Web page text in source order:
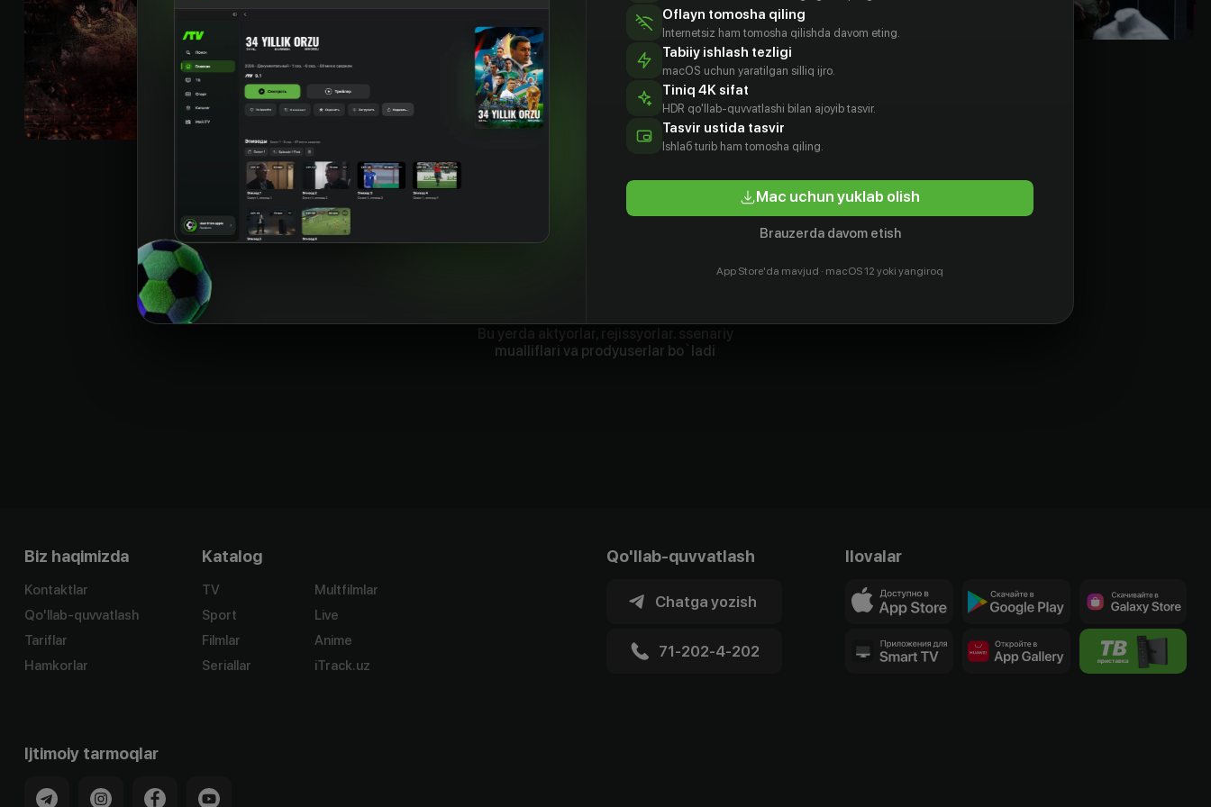
Bu yerda aktyorlar, rejissyorlar. ssenariy
mualliflari va prodyuserlar bo`ladi
Biz haqimizda
Kontaktlar
Qo'llab-quvvatlash
Tariflar
Hamkorlar
Katalog
TV
Sport
Filmlar
Seriallar
Multfilmlar
Live
Anime
iTrack.uz
Qo'llab-quvvatlash
Chatga yozish
71-202-4-202
Ilovalar
Ijtimoiy tarmoqlar
Oflayn tomosha qiling
Internetsiz ham tomosha qilishda davom eting.
Tabiiy ishlash tezligi
macOS uchun yaratilgan silliq ijro.
Tiniq 4K sifat
HDR qo'llab-quvvatlashi bilan ajoyib tasvir.
Tasvir ustida tasvir
Ishlаб turib ham tomosha qiling.
Mac uchun yuklab olish
Brauzerda davom etish
App Store'da mavjud · macOS 12 yoki yangiroq